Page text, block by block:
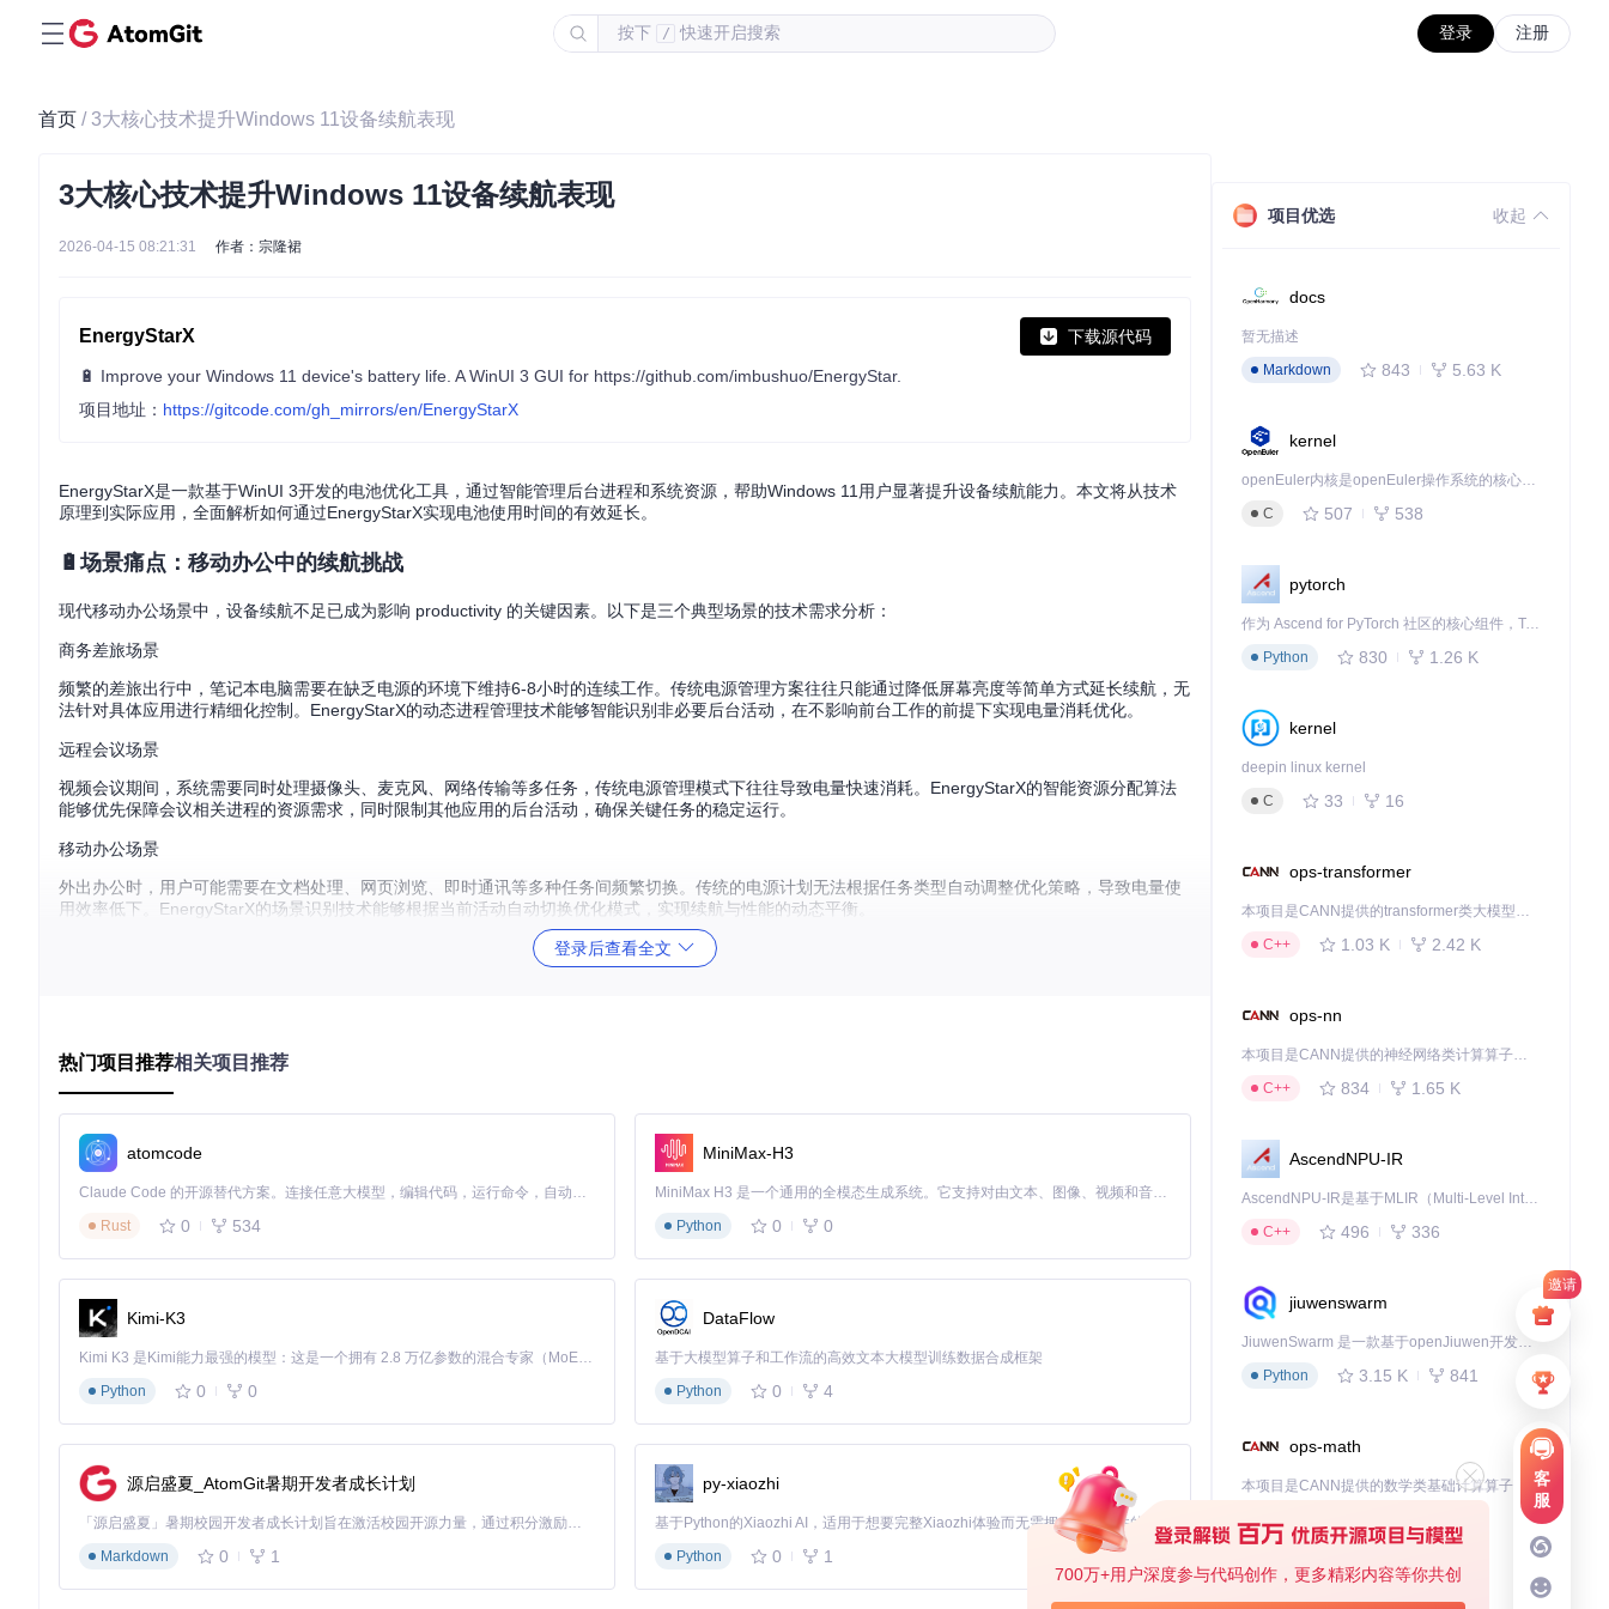
按下 / 快速开启搜索 登录 注册
邀请
客
服
700万+用户深度参与代码创作，更多精彩内容等你共创
首页 / 3大核心技术提升Windows 11设备续航表现
3大核心技术提升Windows 11设备续航表现
2026-04-15 08:21:31 作者：宗隆裙
EnergyStarX 下载源代码
🔋 Improve your Windows 11 device's battery life. A WinUI 3 GUI for https://github.com/imbushuo/EnergyStar.
项目地址： https://gitcode.com/gh_mirrors/en/EnergyStarX
EnergyStarX是一款基于WinUI 3开发的电池优化工具，通过智能管理后台进程和系统资源，帮助Windows 11用户显著提升设备续航能力。本文将从技术
原理到实际应用，全面解析如何通过EnergyStarX实现电池使用时间的有效延长。
🔋场景痛点：移动办公中的续航挑战
现代移动办公场景中，设备续航不足已成为影响 productivity 的关键因素。以下是三个典型场景的技术需求分析：
商务差旅场景
频繁的差旅出行中，笔记本电脑需要在缺乏电源的环境下维持6-8小时的连续工作。传统电源管理方案往往只能通过降低屏幕亮度等简单方式延长续航，无
法针对具体应用进行精细化控制。EnergyStarX的动态进程管理技术能够智能识别非必要后台活动，在不影响前台工作的前提下实现电量消耗优化。
远程会议场景
视频会议期间，系统需要同时处理摄像头、麦克风、网络传输等多任务，传统电源管理模式下往往导致电量快速消耗。EnergyStarX的智能资源分配算法
能够优先保障会议相关进程的资源需求，同时限制其他应用的后台活动，确保关键任务的稳定运行。
移动办公场景
外出办公时，用户可能需要在文档处理、网页浏览、即时通讯等多种任务间频繁切换。传统的电源计划无法根据任务类型自动调整优化策略，导致电量使
用效率低下。EnergyStarX的场景识别技术能够根据当前活动自动切换优化模式，实现续航与性能的动态平衡。
进程优先级动态调整
后台活动抑制
突发需求响应：快速响应前台应用的资源请求，确保用户体验不受影响
系统集成：Windows 11深度整合
EnergyStarX与Windows 11系统深度集成，通过以下技术实现对系统资源的精细化控制：
系统托盘服务
任务调度接口：利用Windows任务调度API实现基于时间和事件的自动化优化
电源管理集成 ：与系统电源计划联动，实现硬件级别的能耗控制
EnergyStarX系统架构示意图：展示了核心服务与Windows系统的交互流程
🛠️实战方案：从安装到高级配置
基础配置步骤
获取与安装
登录后查看全文
热门项目推荐相关项目推荐
atomcode
Claude Code 的开源替代方案。连接任意大模型，编辑代码，运行命令，自动验证 — 全自动执行。用 Rust 构建，极致性能。 ｜ An open-source alternative to Claude Code. Connect any LLM, edit code, run commands, and verify changes — autonomously. Built in Rust for speed. Get Started
Rust
0 534
MiniMax-H3
MiniMax H3 是一个通用的全模态生成系统。它支持对由文本、图像、视频和音频组成的多模态上下文进行统一理解，并能生成分辨率高达 2K、时长可达 15 秒的带原生立体声音频的视频。得益于面向任务泛化的系统设计，H3 在预训练阶段就已具备广泛的多模态上下文理解与生成能力，能够出色地执行复杂的多模态指令。
Python
0 0
Kimi-K3
Kimi K3 是Kimi能力最强的模型：这是一个拥有 2.8 万亿参数的混合专家（MoE）模型，具备原生视觉理解能力，并支持 100 万 token 的上下文窗口。
Python
0 0
DataFlow
基于大模型算子和工作流的高效文本大模型训练数据合成框架
Python
0 4
源启盛夏_AtomGit暑期开发者成长计划
「源启盛夏」暑期校园开发者成长计划旨在激活校园开源力量，通过积分激励、认证扶持、资源倾斜等形式，引导高校组织和开发者完成「入驻 — 建项目 — 做贡献 — 获认证 — 得资源」的完整闭环。无论你是想带领社团入驻平台的组织者，还是希望用代码贡献证明自己的开发者，都能在这里找到属于你的成长路径。
Markdown
0 1
py-xiaozhi
基于Python的Xiaozhi AI，适用于想要完整Xiaozhi体验而无需拥有专用硬件的用户。
Python
0 1
项目优选 收起
docs
暂无描述
Markdown
843 5.63 K
kernel
openEuler内核是openEuler操作系统的核心，既是系统性能与稳定性的基石，也是连接处理器、设备与服务的桥梁。
C
507 538
pytorch
作为 Ascend for PyTorch 社区的核心组件，TorchNPU 是昇腾专为 PyTorch 打造的深度学习适配插件，使 PyTorch 框架能够直接调用昇腾 NPU，为开发者提供昇腾 AI 处理器的超强算力。
Python
830 1.26 K
kernel
deepin linux kernel
C
33 16
ops-transformer
本项目是CANN提供的transformer类大模型算子库，实现网络在NPU上加速计算。
C++
1.03 K 2.42 K
ops-nn
本项目是CANN提供的神经网络类计算算子库，实现网络在NPU上加速计算。
C++
834 1.65 K
AscendNPU-IR
AscendNPU-IR是基于MLIR（Multi-Level Intermediate Representation）构建的，面向昇腾亲和算子编译时使用的中间表示，提供昇腾完备表达能力，通过编译优化提升昇腾AI处理器计算效率，支持通过生态框架使能昇腾AI处理器与深度调优
C++
496 336
jiuwenswarm
JiuwenSwarm 是一款基于openJiuwen开发的智能AI Agent，它能够将大语言模型的强大能力，通过你日常使用的各类通讯应用，直接延伸至你的指尖。
Python
3.15 K 841
ops-math
C++
deveco-code